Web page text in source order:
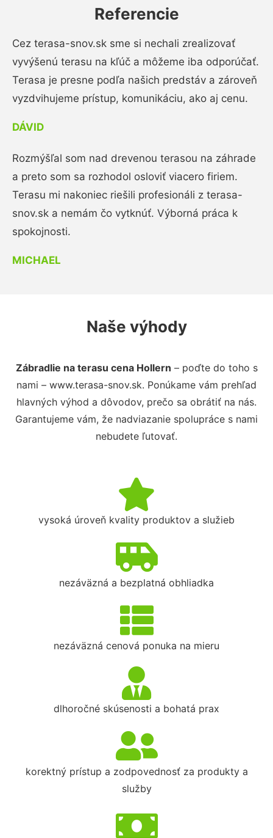
Referencie
Cez terasa-snov.sk sme si nechali zrealizovať
vyvýšenú terasu na kľúč a môžeme iba odporúčať.
Terasa je presne podľa našich predstáv a zároveň
vyzdvihujeme prístup, komunikáciu, ako aj cenu.
DÁVID
Rozmýšľal som nad drevenou terasou na záhrade
a preto som sa rozhodol osloviť viacero firiem.
Terasu mi nakoniec riešili profesionáli z terasa-
snov.sk a nemám čo vytknúť. Výborná práca k
spokojnosti.
MICHAEL
Naše výhody
Zábradlie na terasu cena Hollern – poďte do toho s
nami – www.terasa-snov.sk. Ponúkame vám prehľad
hlavných výhod a dôvodov, prečo sa obrátiť na nás.
Garantujeme vám, že nadviazanie spolupráce s nami
nebudete ľutovať.
vysoká úroveň kvality produktov a služieb
nezáväzná a bezplatná obhliadka
nezáväzná cenová ponuka na mieru
dlhoročné skúsenosti a bohatá prax
korektný prístup a zodpovednosť za produkty a
služby